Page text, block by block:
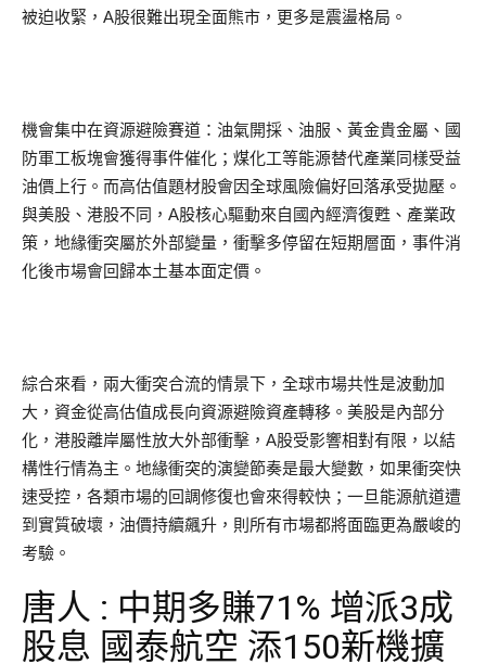
被迫收緊，A股很難出現全面熊市，更多是震盪格局。
機會集中在資源避險賽道：油氣開採、油服、黃金貴金屬、國
防軍工板塊會獲得事件催化；煤化工等能源替代產業同樣受益
油價上行。而高估值題材股會因全球風險偏好回落承受拋壓。
與美股、港股不同，A股核心驅動來自國內經濟復甦、產業政
策，地緣衝突屬於外部變量，衝擊多停留在短期層面，事件消
化後市場會回歸本土基本面定價。
綜合來看，兩大衝突合流的情景下，全球市場共性是波動加
大，資金從高估值成長向資源避險資產轉移。美股是內部分
化，港股離岸屬性放大外部衝擊，A股受影響相對有限，以結
構性行情為主。地緣衝突的演變節奏是最大變數，如果衝突快
速受控，各類市場的回調修復也會來得較快；一旦能源航道遭
到實質破壞，油價持續飆升，則所有市場都將面臨更為嚴峻的
考驗。
唐人 : 中期多賺71% 增派3成
股息 國泰航空 添150新機擴